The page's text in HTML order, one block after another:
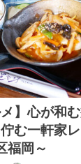
メ】心が和
む一軒家
福岡～